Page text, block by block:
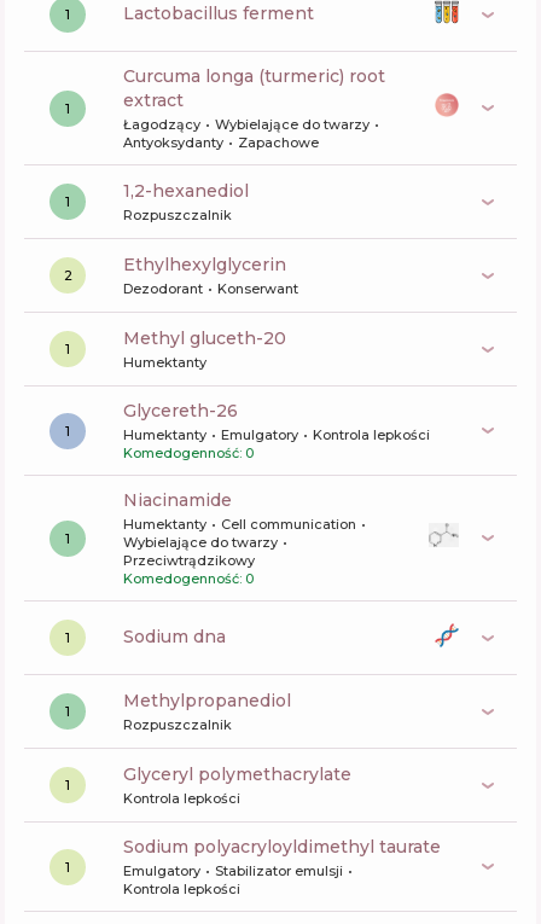
1 lactobacillus ferment
1
curcuma longa (turmeric) root
extract
Łagodzący
Wybielające do twarzy
Antyoksydanty
Zapachowe
1 1,2-hexanediol
Rozpuszczalnik
2 ethylhexylglycerin
Dezodorant Konserwant
1 methyl gluceth-20
Humektanty
1
glycereth-26
Humektanty Emulgatory
Kontrola lepkości
Komedogenność: 0
1
niacinamide
Humektanty
Cell communication
Wybielające do twarzy
Przeciwtrądzikowy
Komedogenność: 0
1 sodium dna
1 methylpropanediol
Rozpuszczalnik
1 glyceryl polymethacrylate
Kontrola lepkości
1
sodium polyacryloyldimethyl taurate
Emulgatory
Stabilizator emulsji
Kontrola lepkości